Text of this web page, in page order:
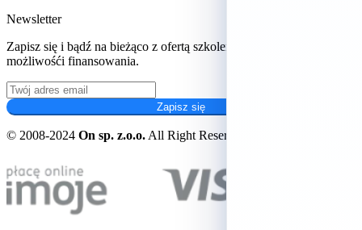
Newsletter
Zapisz się i bądź na bieżąco z ofertą szkoleń oraz aktualnych
możliwośći finansowania.
Zapisz się
© 2008-2024 On sp. z.o.o. All Right Reserved.